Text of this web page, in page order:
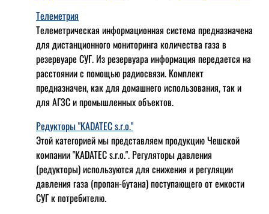
Телеметрия
Телеметрическая информационная система предназначена
для дистанционного мониторинга количества газа в
резервуаре СУГ. Из резервуара информация передается на
расстоянии с помощью радиосвязи. Комплект
предназначен, как для домашнего использования, так и
для АГЗС и промышленных объектов.
Редукторы "KADATEC s.r.o."
Этой категорией мы представляем продукцию Чешской
компании "KADATEC s.r.o.". Регуляторы давления
(редукторы) используются для снижения и регуляции
давления газа (пропан-бутана) поступающего от емкости
СУГ к потребителю.